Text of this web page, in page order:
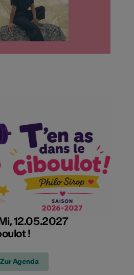
12.05.2027
!
Zur Agenda